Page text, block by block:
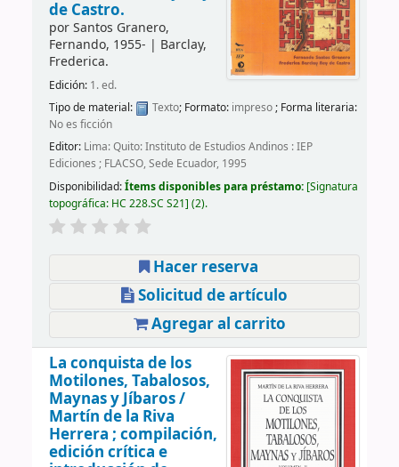
de Castro.
porSantos Granero,
Fernando, 1955- | Barclay,
Frederica.
Edición: 1. ed.
Tipo de material:
Texto; Formato: impreso; Forma literaria:
No es ficción
Editor: Lima: Quito: Instituto de Estudios Andinos : IEP
Ediciones ; FLACSO, Sede Ecuador, 1995
Disponibilidad:Ítems disponibles para préstamo: Signatura
topográfica: HC 228.SC S21 (2).
Hacer reserva
Solicitud de artículo
Agregar al carrito
La conquista de los
Motilones, Tabalosos,
Maynas y Jíbaros /
Martín de la Riva
Herrera ; compilación,
edición crítica e